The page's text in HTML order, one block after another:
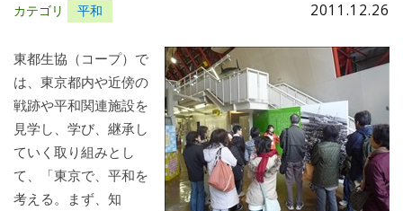
2011.12.26
カテゴリ 平和
東都生協（コープ）で
は、東京都内や近傍の
戦跡や平和関連施設を
見学し、学び、継承し
ていく取り組みとし
て、「東京で、平和を
考える。まず、知